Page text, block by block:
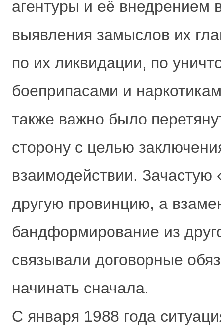
агентуры и её
выявления замыслов их
по их ликвидации, по
боеприпасами и
также важно было
сторону с целью
взаимодействии. Зачастую
другую провинцию, а
бандформирование из
связывали договорные
начинать сначала.
С января 1988 года